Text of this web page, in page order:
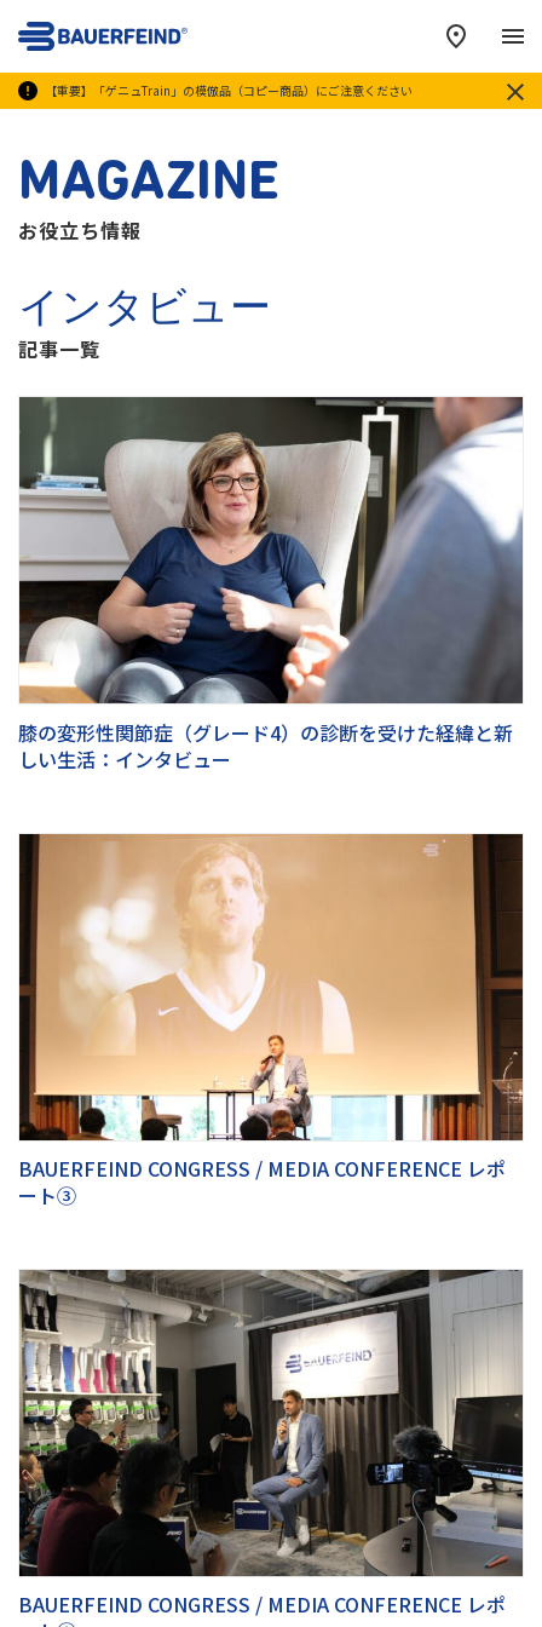
【重要】「ゲニュTrain」の模倣品（コピー商品）にご注意ください
メ
MAGAZINE
お役立ち情報
インタビュー
記事一覧
膝の変形性関節症（グレード4）の診断を受けた経緯と新
しい生活：インタビュー
BAUERFEIND CONGRESS / MEDIA CONFERENCE レポ
ート③
BAUERFEIND CONGRESS / MEDIA CONFERENCE レポ